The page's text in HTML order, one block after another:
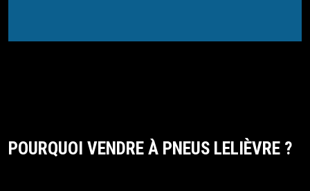
POURQUOI VENDRE À PNEUS LELIÈVRE ?